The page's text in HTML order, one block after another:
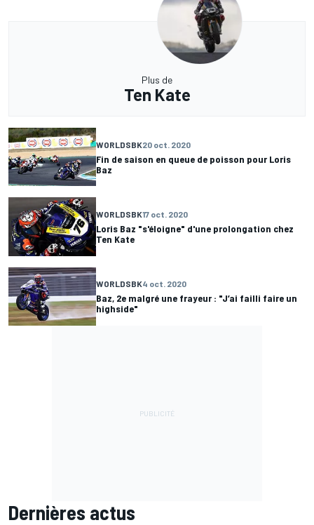
Plus de
Ten Kate
WORLDSBK20 oct. 2020
Fin de saison en queue de poisson pour Loris
Baz
WORLDSBK17 oct. 2020
Loris Baz "s'éloigne" d'une prolongation chez
Ten Kate
WORLDSBK4 oct. 2020
Baz, 2e malgré une frayeur : "J’ai failli faire un
highside"
Dernières actus